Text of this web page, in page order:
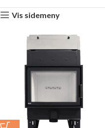
Vis sidemeny